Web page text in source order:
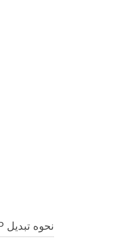
نحوه تبدیل POTX to ODP در C++: مثال کد گام به گام